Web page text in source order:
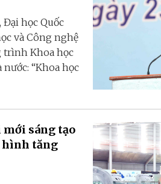
Đại học Quốc
và Công nghệ
trình Khoa học
“Khoa học
mới sáng tạo
hình tăng